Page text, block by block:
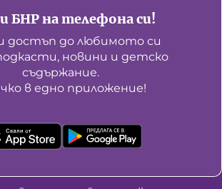
БНР на телефона си!
достъп до любимото си
новини и детско
съдържание.
в едно приложение!